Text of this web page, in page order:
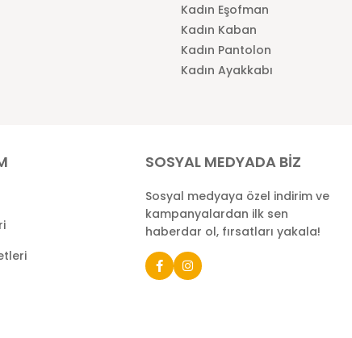
Kadın Eşofman
Kadın Kaban
Kadın Pantolon
Kadın Ayakkabı
SOSYAL MEDYADA BİZ
Sosyal medyaya özel indirim ve
kampanyalardan ilk sen
haberdar ol, fırsatları yakala!